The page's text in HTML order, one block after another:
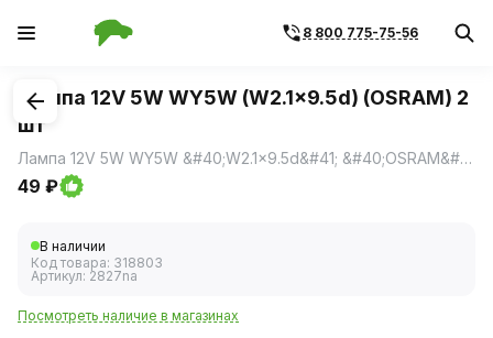
8 800 775-75-56
1/1
Лампа 12V 5W WY5W (W2.1x9.5d) (OSRAM) 2
шт
Лампа 12V 5W WY5W &#40;W2.1x9.5d&#41; &#40;OSRAM&#41; 2 шт
49 ₽
В наличии
Код товара: 318803
Артикул: 2827na
Посмотреть наличие в магазинах